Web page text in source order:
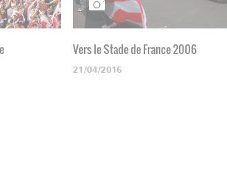
Vers le Stade de France 2006
21/04/2016